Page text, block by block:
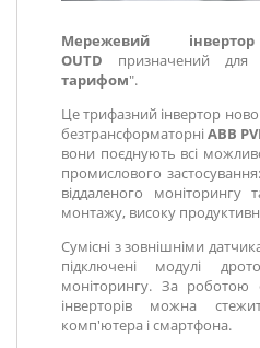
Мережевий
OUTD призначений
тарифом".
Це трифазний інвертор
безтрансформаторніABB PVI
вони поєднують всі
промислового
віддаленого моніторингу
монтажу, високу
Сумісні з зовнішніми
підключені модулі
моніторингу. За роботою
інверторів можна
комп'ютера і смартфона.